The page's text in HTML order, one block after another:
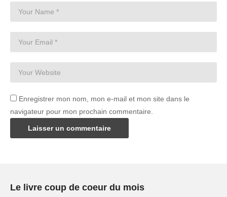
Enregistrer mon nom, mon e-mail et mon site dans le
navigateur pour mon prochain commentaire.
Le livre coup de coeur du mois